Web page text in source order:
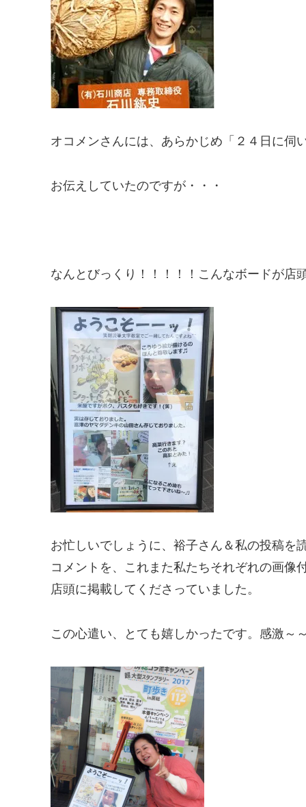
オコメンさんには、あらかじめ「２４日に伺
お伝えしていたのですが・・・
なんとびっくり！！！！！こんなボードが店
お忙しいでしょうに、裕子さん＆私の投稿を
コメントを、これまた私たちそれぞれの画像
店頭に掲載してくださっていました。
この心遣い、とても嬉しかったです。感激～